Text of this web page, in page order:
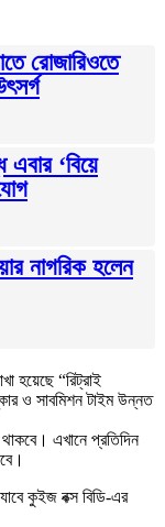
রোজারিওতে
এবার ‘বিয়ে
নাগরিক হলেন
হয়েছে “রিট্রাই
ও সাবমিশন টাইম উন্নত
থাকবে। এখানে প্রতিদিন
কুইজ বক্স বিডি-এর